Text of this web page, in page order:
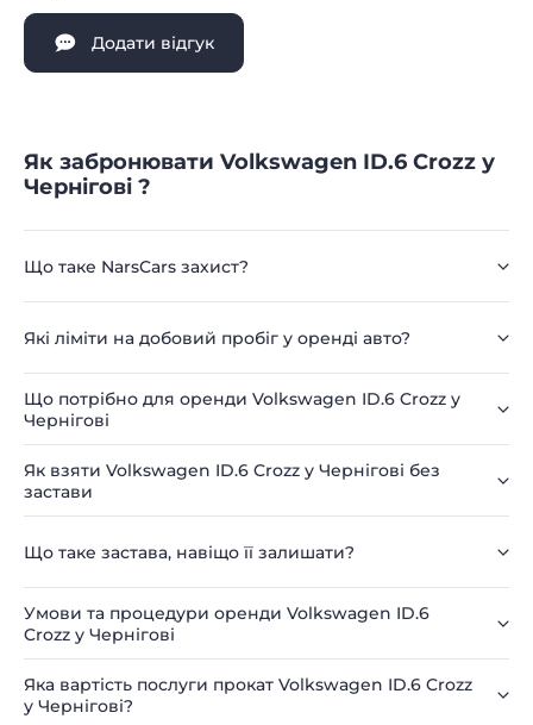
Додати відгук
Як забронювати Volkswagen ID.6 Crozz у
Чернігові ?
Що таке NarsCars захист?
Які ліміти на добовий пробіг у оренді авто?
Що потрібно для оренди Volkswagen ID.6 Crozz у
Чернігові
Як взяти Volkswagen ID.6 Crozz у Чернігові без
застави
Що таке застава, навіщо її залишати?
Умови та процедури оренди Volkswagen ID.6
Crozz у Чернігові
Яка вартість послуги прокат Volkswagen ID.6 Crozz
у Чернігові?